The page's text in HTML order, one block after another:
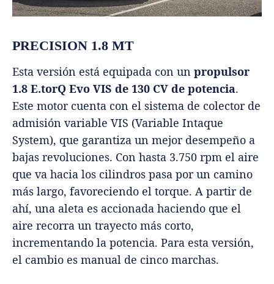
PRECISION 1.8 MT
Esta versión está equipada con un propulsor
1.8 E.torQ Evo VIS de 130 CV de potencia.
Este motor cuenta con el sistema de colector de
admisión variable VIS (Variable Intaque
System), que garantiza un mejor desempeño a
bajas revoluciones. Con hasta 3.750 rpm el aire
que va hacia los cilindros pasa por un camino
más largo, favoreciendo el torque. A partir de
ahí, una aleta es accionada haciendo que el
aire recorra un trayecto más corto,
incrementando la potencia. Para esta versión,
el cambio es manual de cinco marchas.